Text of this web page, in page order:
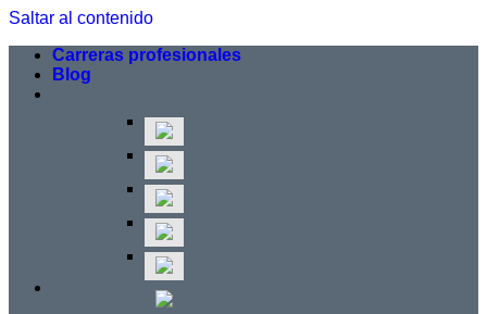
Saltar al contenido
Carreras profesionales
Blog